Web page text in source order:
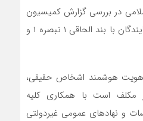
در بررسی گزارش کمیسیون
تلفیق لایحه برنامه هفتم نمایندگان با بند الحاقی ۱ تبصره ۱ و
هویت هوشمند اشخاص حقیقی،
مکلف است با همکاری کلیه
و نهادهای عمومی غیردولتی